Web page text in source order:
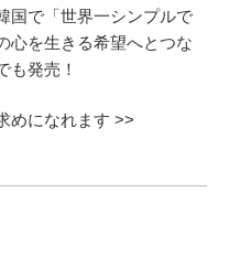
国で「世界一シンプルで
心を生きる希望へとつな
も発売！
めになれます >>